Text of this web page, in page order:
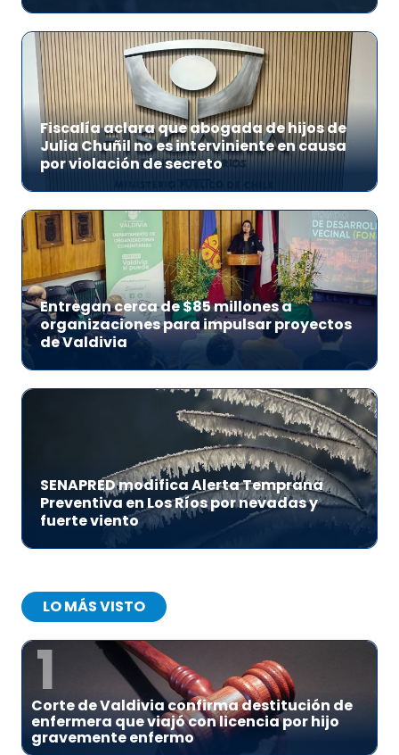
Fiscalía aclara que abogada de hijos de
Julia Chuñil no es interviniente en causa
por violación de secreto
Entregan cerca de $85 millones a
organizaciones para impulsar proyectos
de Valdivia
SENAPRED modifica Alerta Temprana
Preventiva en Los Ríos por nevadas y
fuerte viento
LO MÁS VISTO
1
Corte de Valdivia confirma destitución de
enfermera que viajó con licencia por hijo
gravemente enfermo